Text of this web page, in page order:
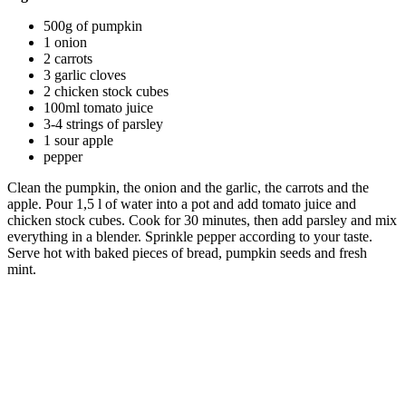
500g of pumpkin
1 onion
2 carrots
3 garlic cloves
2 chicken stock cubes
100ml tomato juice
3-4 strings of parsley
1 sour apple
pepper
Clean the pumpkin, the onion and the garlic, the carrots and the
apple. Pour 1,5 l of water into a pot and add tomato juice and
chicken stock cubes. Cook for 30 minutes, then add parsley and mix
everything in a blender. Sprinkle pepper according to your taste.
Serve hot with baked pieces of bread, pumpkin seeds and fresh
mint.